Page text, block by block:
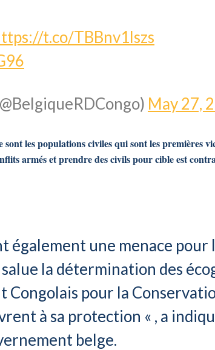
t.co/TBBnv1lszs
May 27,
sont les populations civiles qui sont les premières
armés et prendre des civils pour cible est
également une menace pour
la détermination des
Congolais pour la
à sa protection « , a
belge.